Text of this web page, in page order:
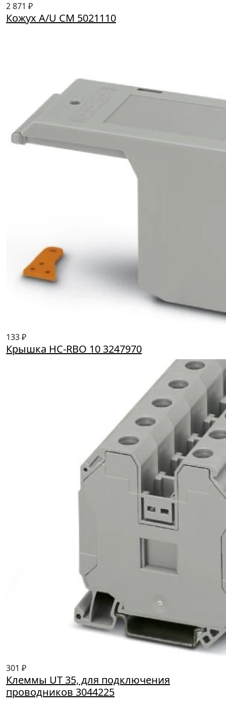
2 871 ₽
Кожух A/U CM 5021110
133 ₽
Крышка HC-RBO 10 3247970
301 ₽
Клеммы UT 35, для подключения
проводников 3044225